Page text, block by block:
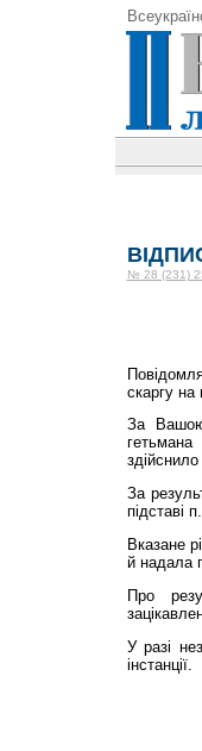
№ 28 (231)
скаргу на
За Вашою
За
підставі
Вказане
й надала
Про
У разі
інстанції.